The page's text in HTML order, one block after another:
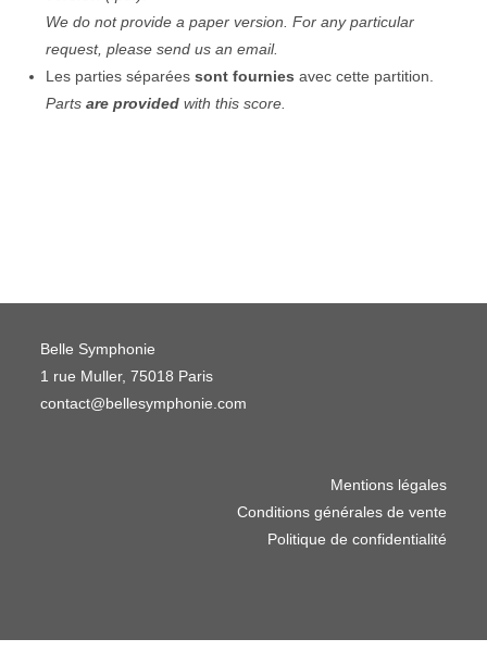
We do not provide a paper version. For any particular
request, please send us an email.
Les parties séparéessont fournies avec cette partition.
Partsare provided with this score.
Belle Symphonie
1 rue Muller, 75018 Paris
contact@bellesymphonie.com
Mentions légales
Conditions générales de vente
Politique de confidentialité